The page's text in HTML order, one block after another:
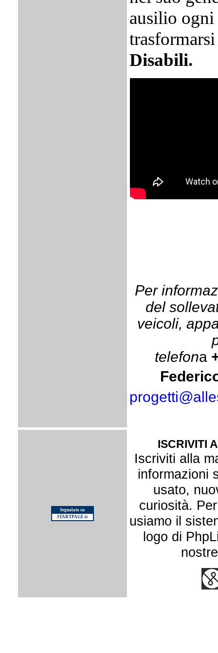
ausilio
Disabili.
Per
del
veicoli,
telefona
Segnalato su
STARTPAGE.it
ISCRIVITI
Iscriviti alla
informazioni
usato,
curiosità.
usiamo il
logo di